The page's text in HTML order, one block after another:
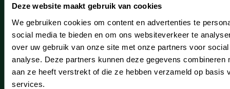
Deze website maakt gebruik van cookies
We gebruiken cookies om content en advertenties te
social media te bieden en om ons websiteverkeer te
over uw gebruik van onze site met onze partners voor
analyse. Deze partners kunnen deze gegevens combineren
aan ze heeft verstrekt of die ze hebben verzameld op basis
services.
Noordwijk
Oegstgeest
Openingstijden winkels